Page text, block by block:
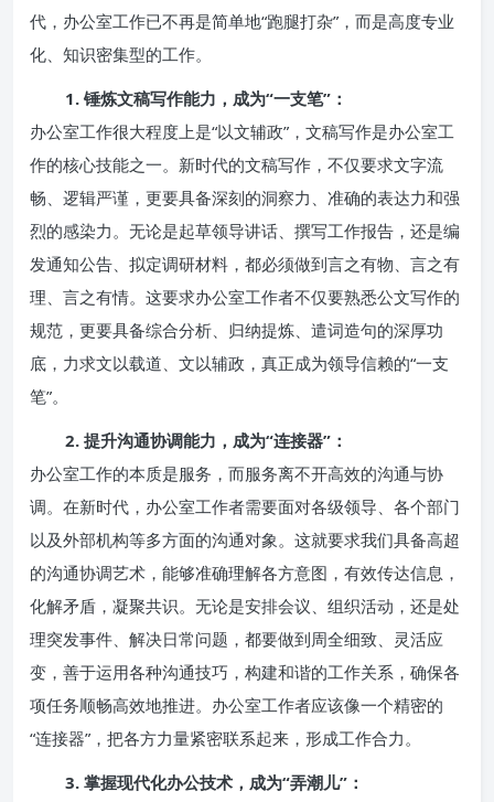
代，办公室工作已不再是简单地“跑腿打杂”，而是高度专业
化、知识密集型的工作。
1. 锤炼文稿写作能力，成为“一支笔”：
办公室工作很大程度上是“以文辅政”，文稿写作是办公室工
作的核心技能之一。新时代的文稿写作，不仅要求文字流
畅、逻辑严谨，更要具备深刻的洞察力、准确的表达力和强
烈的感染力。无论是起草领导讲话、撰写工作报告，还是编
发通知公告、拟定调研材料，都必须做到言之有物、言之有
理、言之有情。这要求办公室工作者不仅要熟悉公文写作的
规范，更要具备综合分析、归纳提炼、遣词造句的深厚功
底，力求文以载道、文以辅政，真正成为领导信赖的“一支
笔”。
2. 提升沟通协调能力，成为“连接器”：
办公室工作的本质是服务，而服务离不开高效的沟通与协
调。在新时代，办公室工作者需要面对各级领导、各个部门
以及外部机构等多方面的沟通对象。这就要求我们具备高超
的沟通协调艺术，能够准确理解各方意图，有效传达信息，
化解矛盾，凝聚共识。无论是安排会议、组织活动，还是处
理突发事件、解决日常问题，都要做到周全细致、灵活应
变，善于运用各种沟通技巧，构建和谐的工作关系，确保各
项任务顺畅高效地推进。办公室工作者应该像一个精密的
“连接器”，把各方力量紧密联系起来，形成工作合力。
3. 掌握现代化办公技术，成为“弄潮儿”：